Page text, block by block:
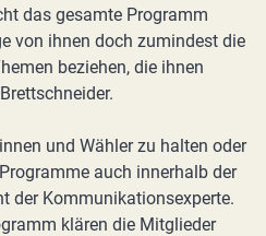
das gesamte Programm
von ihnen doch zumindest die
beziehen, die ihnen
und Wähler zu halten oder
auch innerhalb der
der Kommunikationsexperte.
klären die Mitglieder